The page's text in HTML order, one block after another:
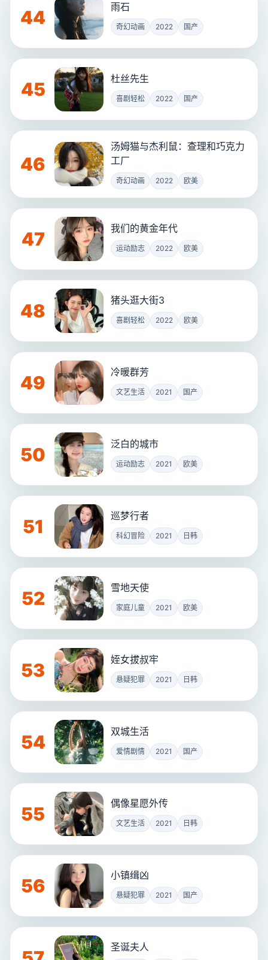
44 雨石
奇幻动画 2022 国产
45 杜丝先生
喜剧轻松 2022 国产
46
汤姆猫与杰利鼠：查理和巧克力
工厂
奇幻动画 2022 欧美
47 我们的黄金年代
运动励志 2022 欧美
48 猪头逛大街3
喜剧轻松 2022 欧美
49 冷暖群芳
文艺生活 2021 国产
50 泛白的城市
运动励志 2021 欧美
51 巡梦行者
科幻冒险 2021 日韩
52 雪地天使
家庭儿童 2021 欧美
53 姪女拔叔牢
悬疑犯罪 2021 日韩
54 双城生活
爱情剧情 2021 国产
55 偶像星愿外传
文艺生活 2021 日韩
56 小镇缉凶
悬疑犯罪 2021 国产
圣诞夫人